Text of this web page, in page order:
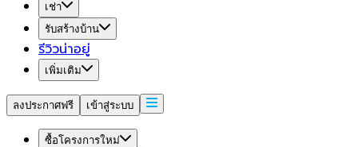
เช่า
รับสร้างบ้าน
รีวิวน่าอยู่
เพิ่มเติม
ลงประกาศฟรี เข้าสู่ระบบ
ซื้อโครงการใหม่